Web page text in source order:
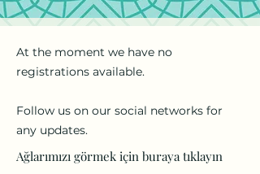
At the moment we have no
registrations available.
Follow us on our social networks for
any updates.
Ağlarımızı görmek için buraya tıklayın